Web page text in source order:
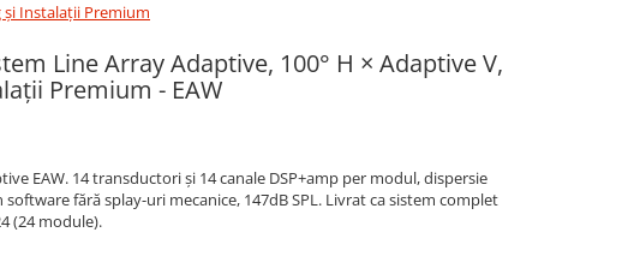
și Instalații Premium
Line Array Adaptive, 100° H × Adaptive V,
Premium - EAW
EAW. 14 transductori și 14 canale DSP+amp per modul, dispersie
fără splay-uri mecanice, 147dB SPL. Livrat ca sistem complet
(24 module).